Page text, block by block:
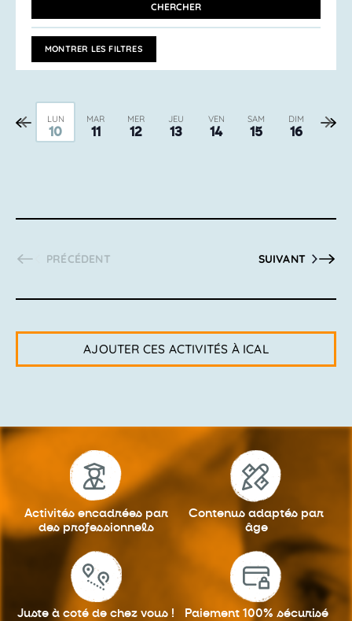
de
vues
Activités
ACTIVITÉS
MOT-
CLÉ.
CHERCHER
MONTRER LES FILTRES
Semaine
précédente
LUN
10
MAR
11
MER
12
JEU
13
VEN
14
SAM
15
DIM
16
PRÉCÉDENT SUIVANT
AJOUTER CES ACTIVITÉS À ICAL
Activités encadrées par
des professionnels
Contenus adaptés par
âge
Juste à coté de chez vous ! Paiement 100% sécurisé